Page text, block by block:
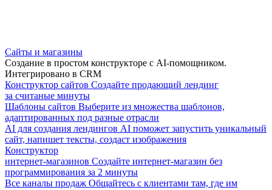
Сайты и магазины
Создание в простом конструкторе с AI-помощником.
Интегрировано в CRM
Конструктор сайтов Создайте продающий лендинг
за считаные минуты
Шаблоны сайтов Выберите из множества шаблонов,
адаптированных под разные отрасли
AI для создания лендингов AI поможет запустить уникальный
сайт, напишет тексты, создаст изображения
Конструктор
интернет-магазинов Создайте интернет-магазин без
программирования за 2 минуты
Все каналы продаж Общайтесь с клиентами там, где им